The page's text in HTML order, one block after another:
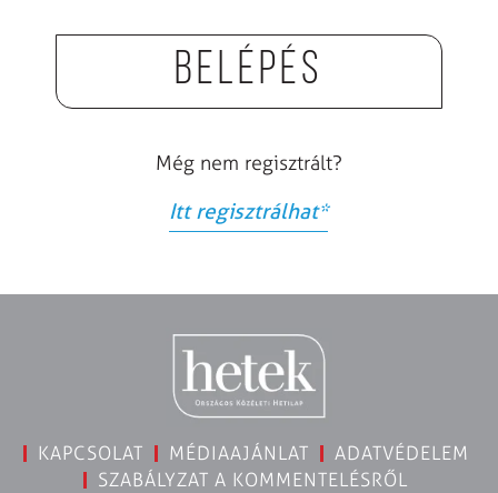
Belépés
Még nem regisztrált?
Itt regisztrálhat*
KAPCSOLAT MÉDIAAJÁNLAT
ADATVÉDELEM
SZABÁLYZAT A KOMMENTELÉSRŐL